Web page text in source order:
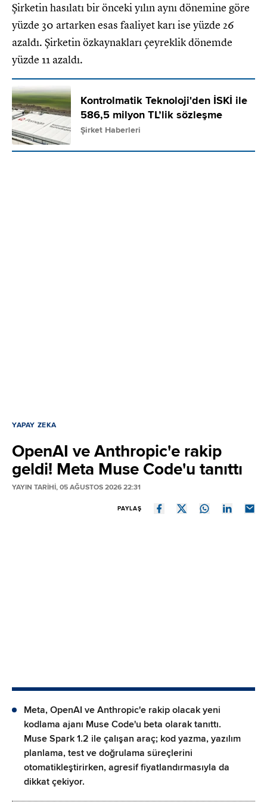
Şirketin hasılatı bir önceki yılın aynı dönemine göre
yüzde 30 artarken esas faaliyet karı ise yüzde 26
azaldı. Şirketin özkaynakları çeyreklik dönemde
yüzde 11 azaldı.
Kontrolmatik Teknoloji'den İSKİ ile
586,5 milyon TL’lik sözleşme
Şirket Haberleri
YAPAY ZEKA
OpenAI ve Anthropic'e rakip
geldi! Meta Muse Code'u tanıttı
YAYIN TARİHİ, 05 AĞUSTOS 2026 22:31
PAYLAŞ
Meta, OpenAI ve Anthropic'e rakip olacak yeni
kodlama ajanı Muse Code'u beta olarak tanıttı.
Muse Spark 1.2 ile çalışan araç; kod yazma, yazılım
planlama, test ve doğrulama süreçlerini
otomatikleştirirken, agresif fiyatlandırmasıyla da
dikkat çekiyor.